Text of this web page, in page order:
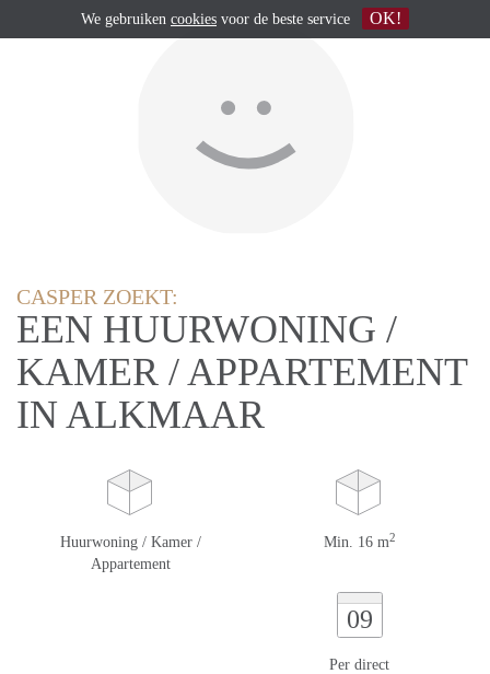
CASPER ZOEKT:
EEN HUURWONING /
KAMER / APPARTEMENT
IN ALKMAAR
Huurwoning / Kamer /
Appartement
Min. 16 m2
09
Per direct
We gebruiken cookies voor de beste service OK!